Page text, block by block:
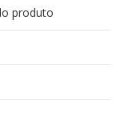
produto